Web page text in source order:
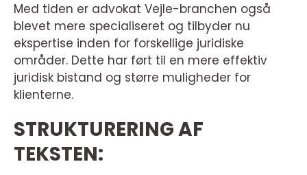
Med tiden er advokat Vejle-branchen også
blevet mere specialiseret og tilbyder nu
ekspertise inden for forskellige juridiske
områder. Dette har ført til en mere effektiv
juridisk bistand og større muligheder for
klienterne.
STRUKTURERING AF
TEKSTEN: